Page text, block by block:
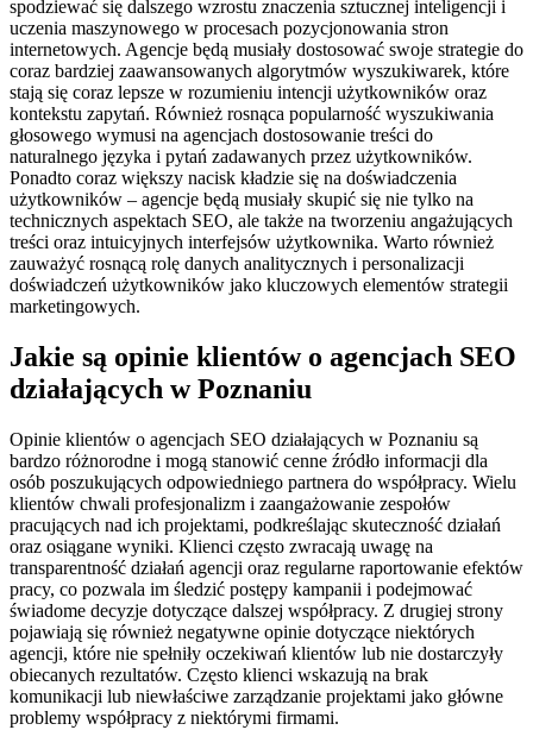
spodziewać się dalszego wzrostu znaczenia sztucznej inteligencji i
uczenia maszynowego w procesach pozycjonowania stron
internetowych. Agencje będą musiały dostosować swoje strategie do
coraz bardziej zaawansowanych algorytmów wyszukiwarek, które
stają się coraz lepsze w rozumieniu intencji użytkowników oraz
kontekstu zapytań. Również rosnąca popularność wyszukiwania
głosowego wymusi na agencjach dostosowanie treści do
naturalnego języka i pytań zadawanych przez użytkowników.
Ponadto coraz większy nacisk kładzie się na doświadczenia
użytkowników – agencje będą musiały skupić się nie tylko na
technicznych aspektach SEO, ale także na tworzeniu angażujących
treści oraz intuicyjnych interfejsów użytkownika. Warto również
zauważyć rosnącą rolę danych analitycznych i personalizacji
doświadczeń użytkowników jako kluczowych elementów strategii
marketingowych.
Jakie są opinie klientów o agencjach SEO
działających w Poznaniu
Opinie klientów o agencjach SEO działających w Poznaniu są
bardzo różnorodne i mogą stanowić cenne źródło informacji dla
osób poszukujących odpowiedniego partnera do współpracy. Wielu
klientów chwali profesjonalizm i zaangażowanie zespołów
pracujących nad ich projektami, podkreślając skuteczność działań
oraz osiągane wyniki. Klienci często zwracają uwagę na
transparentność działań agencji oraz regularne raportowanie efektów
pracy, co pozwala im śledzić postępy kampanii i podejmować
świadome decyzje dotyczące dalszej współpracy. Z drugiej strony
pojawiają się również negatywne opinie dotyczące niektórych
agencji, które nie spełniły oczekiwań klientów lub nie dostarczyły
obiecanych rezultatów. Często klienci wskazują na brak
komunikacji lub niewłaściwe zarządzanie projektami jako główne
problemy współpracy z niektórymi firmami.